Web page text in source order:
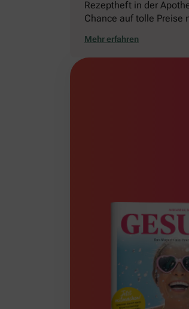
Rezeptheft in der
Chance auf tolle Preise
Mehr erfahren